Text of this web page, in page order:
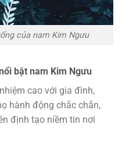
của nam Kim Ngưu
bật nam Kim Ngưu
cao với gia đình,
hành động chắc chắn,
định tạo niềm tin nơi